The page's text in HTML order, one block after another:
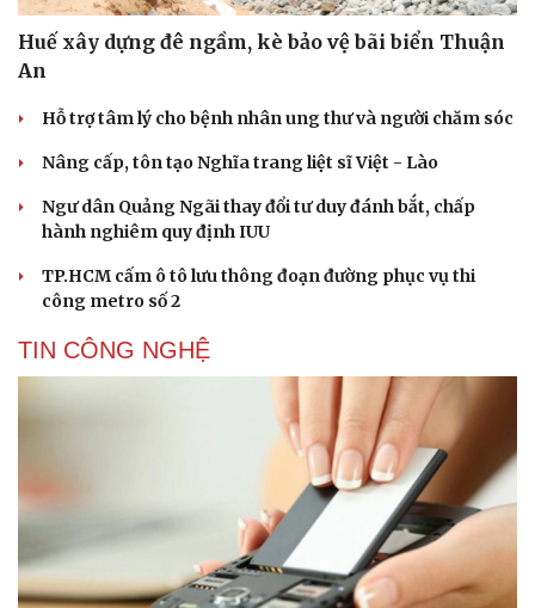
Huế xây dựng đê ngầm, kè bảo vệ bãi biển Thuận
An
Hỗ trợ tâm lý cho bệnh nhân ung thư và người chăm sóc
Nâng cấp, tôn tạo Nghĩa trang liệt sĩ Việt - Lào
Ngư dân Quảng Ngãi thay đổi tư duy đánh bắt, chấp
hành nghiêm quy định IUU
TP.HCM cấm ô tô lưu thông đoạn đường phục vụ thi
công metro số 2
TIN CÔNG NGHỆ